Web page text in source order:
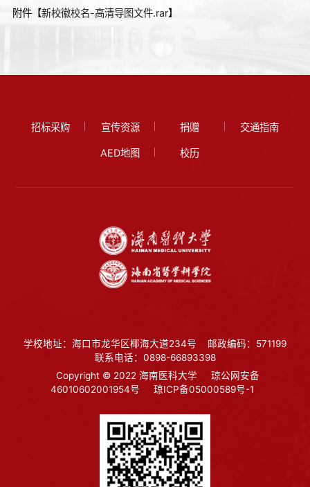
附件【新校徽校名-高清导图文件.rar】
招标采购 宣传资源 捐赠 交通指南
AED地图 校历
学校地址：海口市龙华区椰海大道234号
邮政编码：571199
联系电话：0898-66893398
Copyright © 2022 海南医科大学
琼公网安备
46010602001954号
琼ICP备05000589号-1